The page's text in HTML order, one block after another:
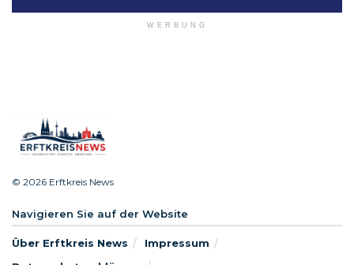
WERBUNG
© 2026 Erftkreis News
Navigieren Sie auf der Website
Über Erftkreis News
Impressum